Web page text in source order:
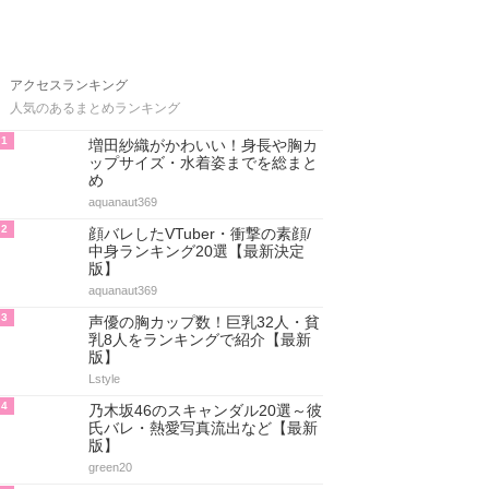
アクセスランキング
人気のあるまとめランキング
1
増田紗織がかわいい！身長や胸カ
ップサイズ・水着姿までを総まと
め
aquanaut369
2
顔バレしたVTuber・衝撃の素顔/
中身ランキング20選【最新決定
版】
aquanaut369
3
声優の胸カップ数！巨乳32人・貧
乳8人をランキングで紹介【最新
版】
Lstyle
4
乃木坂46のスキャンダル20選～彼
氏バレ・熱愛写真流出など【最新
版】
green20